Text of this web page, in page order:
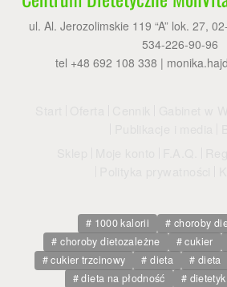
ul. Al. Jerozolimskie 119 “A” lok. 27,
534-226-90-96
tel +48 692 108 338 |
1000 kalorii
choroby
choroby dietozależne
cukier
cukier trzcinowy
dieta dieta
dieta na płodność
dietetyk